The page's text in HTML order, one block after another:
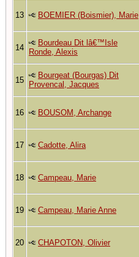
13 BOEMIER (Boismier), Marie
14
Bourdeau Dit lâ€™Isle
Ronde, Alexis
15
Bourgeat (Bourgas) Dit
Provencal, Jacques
16 BOUSOM, Archange
17 Cadotte, Alira
18 Campeau, Marie
19 Campeau, Marie Anne
20 CHAPOTON, Olivier